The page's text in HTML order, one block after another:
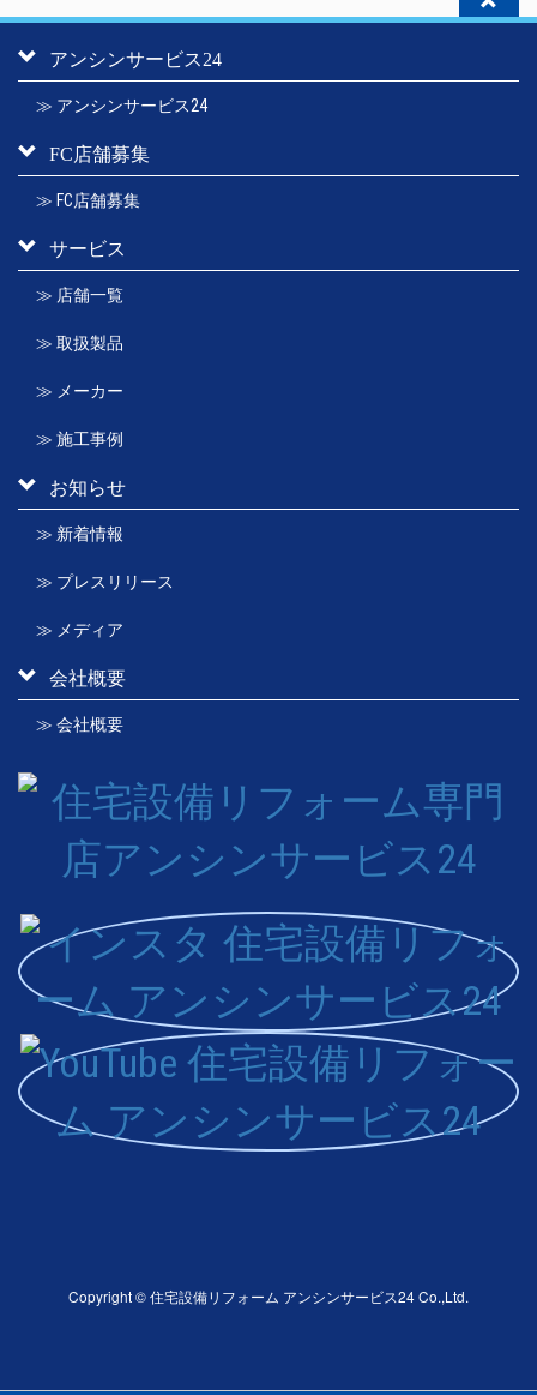
アンシンサービス24
≫ アンシンサービス24
FC店舗募集
≫ FC店舗募集
サービス
≫ 店舗一覧
≫ 取扱製品
≫ メーカー
≫ 施工事例
お知らせ
≫ 新着情報
≫ プレスリリース
≫ メディア
会社概要
≫ 会社概要
Copyright © 住宅設備リフォーム アンシンサービス24 Co.,Ltd.